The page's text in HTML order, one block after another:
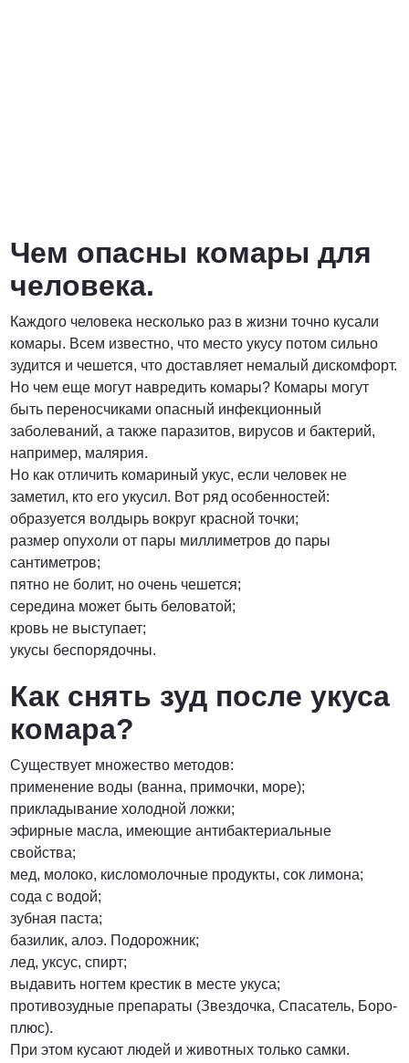
от 15 рублей за 1 км
ПОЗВОНИТЬ
Чем опасны комары для
человека.
Каждого человека несколько раз в жизни точно кусали
комары. Всем известно, что место укусу потом сильно
зудится и чешется, что доставляет немалый дискомфорт.
Но чем еще могут навредить комары? Комары могут
быть переносчиками опасный инфекционный
заболеваний, а также паразитов, вирусов и бактерий,
например, малярия.
Но как отличить комариный укус, если человек не
заметил, кто его укусил. Вот ряд особенностей:
образуется волдырь вокруг красной точки;
размер опухоли от пары миллиметров до пары
сантиметров;
пятно не болит, но очень чешется;
середина может быть беловатой;
кровь не выступает;
укусы беспорядочны.
Как снять зуд после укуса
комара?
Существует множество методов:
применение воды (ванна, примочки, море);
прикладывание холодной ложки;
эфирные масла, имеющие антибактериальные
свойства;
мед, молоко, кисломолочные продукты, сок лимона;
сода с водой;
зубная паста;
базилик, алоэ. Подорожник;
лед, уксус, спирт;
выдавить ногтем крестик в месте укуса;
противозудные препараты (Звездочка, Спасатель, Боро-
плюс).
При этом кусают людей и животных только самки.